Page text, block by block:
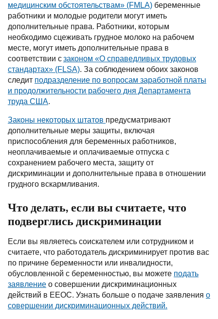
медицинским обстоятельствам» (FMLA) беременные
работники и молодые родители могут иметь
дополнительные права. Работники, которым
необходимо сцеживать грудное молоко на рабочем
месте, могут иметь дополнительные права в
соответствии сзаконом «О справедливых трудовых
стандартах» (FLSA). За соблюдением обоих законов
следит подразделение по вопросам заработной платы
и продолжительности рабочего дня Департамента
труда США.
Законы некоторых штатов предусматривают
дополнительные меры защиты, включая
приспособления для беременных работников,
неоплачиваемые и оплачиваемые отпуска с
сохранением рабочего места, защиту от
дискриминации и дополнительные права в отношении
грудного вскармливания.
Что делать, если вы считаете, что
подверглись дискриминации
Если вы являетесь соискателем или сотрудником и
считаете, что работодатель дискриминирует против вас
по причине беременности или инвалидности,
обусловленной с беременностью, вы можете подать
заявление о совершении дискриминационных
действий в EEOC. Узнать больше о подаче заявления о
совершении дискриминационных действий.